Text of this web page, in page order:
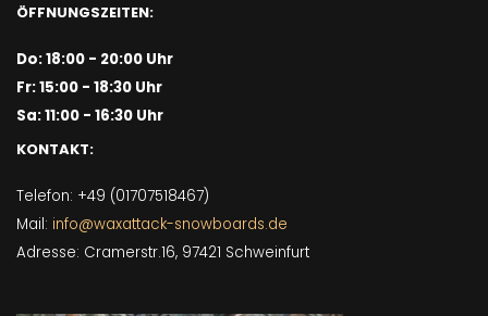
ÖFFNUNGSZEITEN:
Do: 18:00 - 20:00 Uhr
Fr: 15:00 - 18:30 Uhr
Sa: 11:00 - 16:30 Uhr
KONTAKT:
Telefon: +49 (01707518467)
Mail: info@waxattack-snowboards.de
Adresse: Cramerstr.16, 97421 Schweinfurt